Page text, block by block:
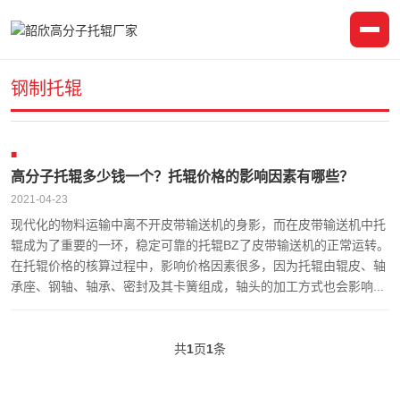
钢制托辊
高分子托辊多少钱一个？托辊价格的影响因素有哪些？
2021-04-23
现代化的物料运输中离不开皮带输送机的身影，而在皮带输送机中托
辊成为了重要的一环，稳定可靠的托辊BZ了皮带输送机的正常运转。
在托辊价格的核算过程中，影响价格因素很多，因为托辊由辊皮、轴
承座、钢轴、轴承、密封及其卡簧组成，轴头的加工方式也会影响...
共1页1条